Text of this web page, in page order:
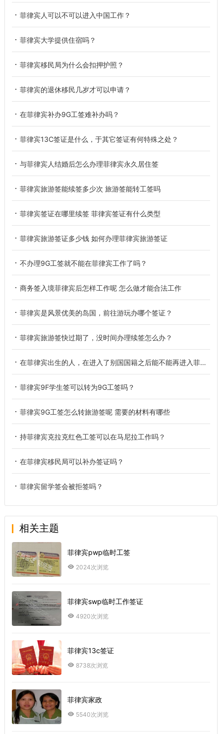
菲律宾人可以不可以进入中国工作？
菲律宾大学提供住宿吗？
菲律宾移民局为什么会扣押护照？
菲律宾的退休移民几岁才可以申请？
在菲律宾补办9G工签难补办吗？
菲律宾13C签证是什么，于其它签证有何特殊之处？
与菲律宾人结婚后怎么办理菲律宾永久居住签
菲律宾旅游签能续签多少次 旅游签能转工签吗
菲律宾签证在哪里续签 菲律宾签证有什么类型
菲律宾旅游签证多少钱 如何办理菲律宾旅游签证
不办理9G工签就不能在菲律宾工作了吗？
商务签入境菲律宾后怎样工作呢 怎么做才能合法工作
菲律宾是风景优美的岛国，前往游玩办哪个签证？
菲律宾旅游签快过期了，没时间办理续签怎么办？
在菲律宾出生的人，在进入了别国国籍之后能不能再进入菲律宾国籍？
菲律宾9F学生签可以转为9G工签吗？
菲律宾9G工签怎么转旅游签呢 需要的材料有哪些
持菲律宾克拉克红色工签可以在马尼拉工作吗？
在菲律宾移民局可以补办签证吗？
菲律宾留学签会被拒签吗？
相关主题
菲律宾pwp临时工签
2024次浏览
菲律宾swp临时工作签证
4920次浏览
菲律宾13c签证
8738次浏览
菲律宾家政
5540次浏览